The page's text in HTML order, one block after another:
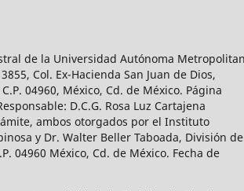
de la Universidad Autónoma
Col. Ex-Hacienda San Juan de Dios,
04960, México, Cd. de México. Página
D.C.G. Rosa Luz Cartajena
ambos otorgados por el Instituto
y Dr. Walter Beller Taboada, División de
04960 México, Cd. de México. Fecha de